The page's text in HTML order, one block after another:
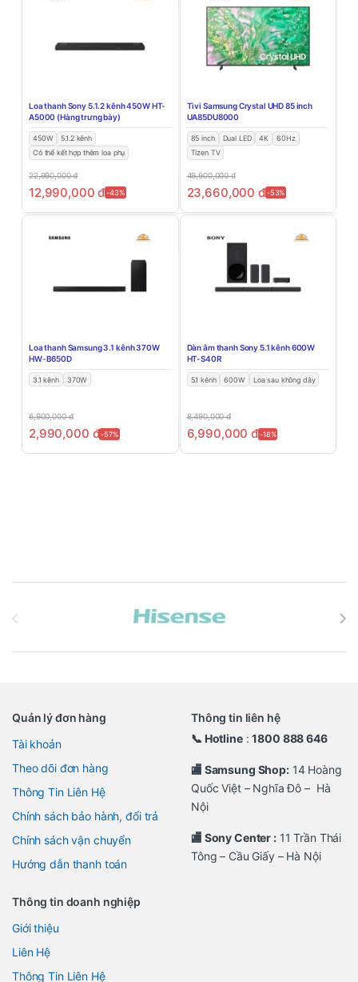
Loa thanh Sony 5.1.2 kênh 450W HT-
A5000 (Hàng trưng bày)
450W
5.1.2 kênh
Có thể kết hợp thêm loa phụ
22,990,000đ
12,990,000đ-43%
Tivi Samsung Crystal UHD 85 inch
UA85DU8000
85 inch Dual LED 4K
60Hz
Tizen TV
49,900,000đ
23,660,000 đ-53%
Loa thanh Samsung 3.1 kênh 370W
HW-B650D
3.1 kênh 370W
6,900,000đ
2,990,000 đ-57%
Dàn âm thanh Sony 5.1 kênh 600W
HT-S40R
5.1 kênh 600W Loa sau không dây
8,490,000đ
6,990,000đ-18%
Quản lý đơn hàng
Tài khoản
Theo dõi đơn hàng
Thông Tin Liên Hệ
Chính sách bảo hành, đổi trả
Chính sách vận chuyển
Hướng dẫn thanh toán
Thông tin liên hệ
📞 Hotline:1800 888 646
🏬 Samsung Shop:14 Hoàng
Quốc Việt – Nghĩa Đô – Hà
Nội
🏬 Sony Center :11 Trần Thái
Tông – Cầu Giấy – Hà Nội
Thông tin doanh nghiệp
Giới thiệu
Liên Hệ
Thông Tin Liên Hệ